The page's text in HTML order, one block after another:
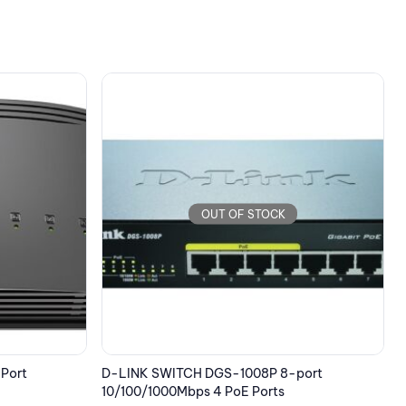
OUT OF STOCK
D-LINK 5 Port Unmanaged Industrial Switch
with 4 GB PORTS